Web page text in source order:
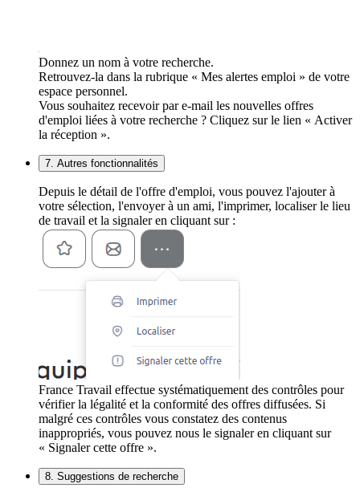
Donnez un nom à votre recherche.
Retrouvez-la dans la rubrique « Mes alertes emploi » de votre
espace personnel.
Vous souhaitez recevoir par e-mail les nouvelles offres
d'emploi liées à votre recherche ? Cliquez sur le lien « Activer
la réception ».
7. Autres fonctionnalités
Depuis le détail de l'offre d'emploi, vous pouvez l'ajouter à
votre sélection, l'envoyer à un ami, l'imprimer, localiser le lieu
de travail et la signaler en cliquant sur :
France Travail effectue systématiquement des contrôles pour
vérifier la légalité et la conformité des offres diffusées. Si
malgré ces contrôles vous constatez des contenus
inappropriés, vous pouvez nous le signaler en cliquant sur
« Signaler cette offre ».
8. Suggestions de recherche